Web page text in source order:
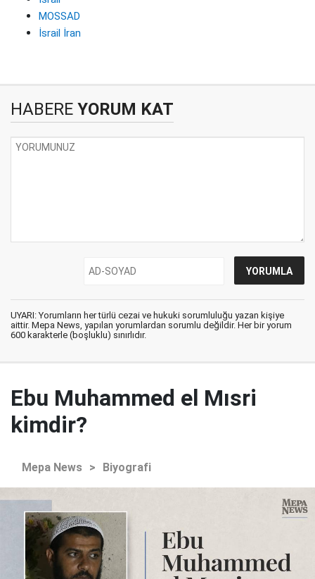
MOSSAD
İsrail İran
HABERE YORUM KAT
UYARI: Yorumların her türlü cezai ve hukuki sorumluluğu yazan kişiye
aittir. Mepa News, yapılan yorumlardan sorumlu değildir. Her bir yorum
600 karakterle (boşluklu) sınırlıdır.
Ebu Muhammed el Mısri
kimdir?
Mepa News > Biyografi